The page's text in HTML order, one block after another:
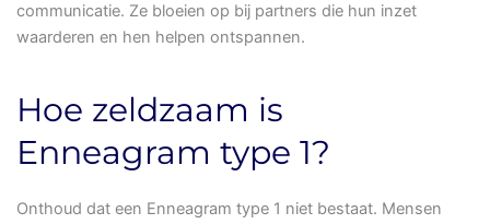
communicatie. Ze bloeien op bij partners die hun inzet
waarderen en hen helpen ontspannen.
Hoe zeldzaam is
Enneagram type 1?
Onthoud dat een Enneagram type 1 niet bestaat. Mensen